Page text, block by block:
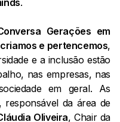
.
Gerações em
e pertencemos,
e a inclusão estão
nas empresas, nas
em geral. As
, responsável da área de
Oliveira, Chair da